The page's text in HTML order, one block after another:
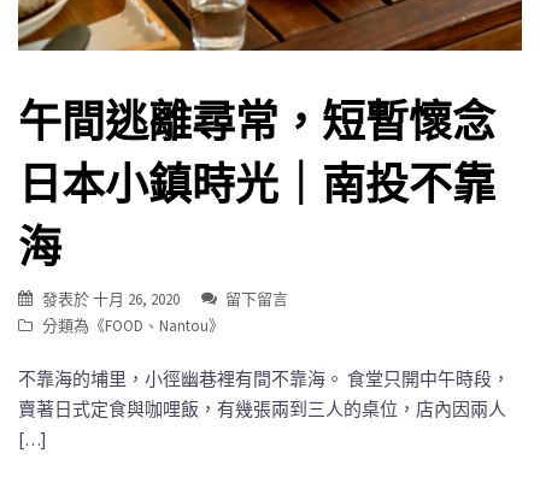
午間逃離尋常，短暫懷念
日本小鎮時光｜南投不靠
海
發表於十月 26, 2020
留下留言
分類為《FOOD 、 Nantou》
不靠海的埔里，小徑幽巷裡有間不靠海。 食堂只開中午時段，
賣著日式定食與咖哩飯，有幾張兩到三人的桌位，店內因兩人
[…]